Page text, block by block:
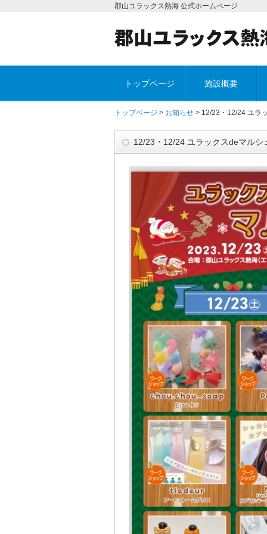
郡山ユラックス熱海 公式ホームページ
トップページ 施設概要
トップページ > お知らせ > 12/23・12/24 ユラ
12/23・12/24 ユラックスdeマルシ